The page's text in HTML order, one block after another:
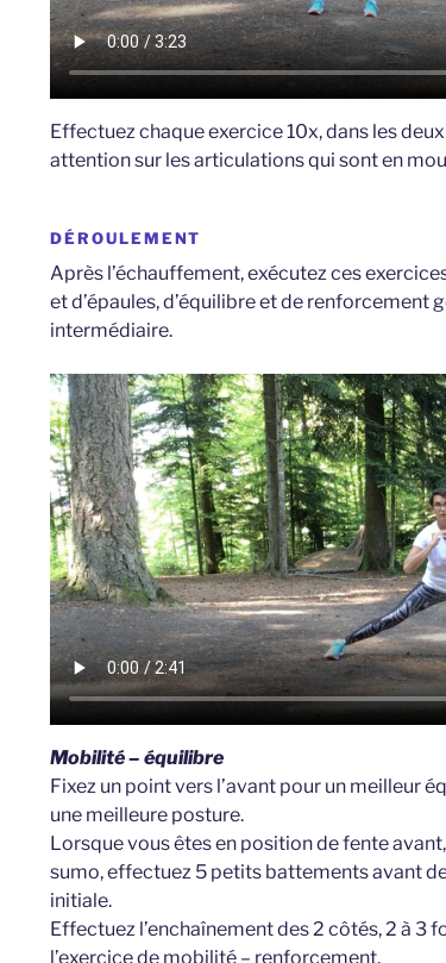
Effectuez chaque exercice 10x, dans les
attention sur les articulations qui sont en
DÉROULEMENT
Après l’échauffement, exécutez ces
et d’épaules, d’équilibre et de renforcement
intermédiaire.
Mobilité – équilibre
Fixez un point vers l’avant pour un meilleur
une meilleure posture.
Lorsque vous êtes en position de fente
sumo, effectuez 5 petits battements avant
initiale.
Effectuez l’enchaînement des 2 côtés, 2 à 3
l’exercice de mobilité – renforcement.